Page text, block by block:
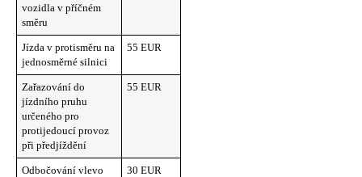
vozidla v příčném
směru
Jízda v protisměru na
jednosměrné silnici
55 EUR
Zařazování do
jízdního pruhu
určeného pro
protijedoucí provoz
při předjíždění
55 EUR
Odbočování vlevo
30 EUR